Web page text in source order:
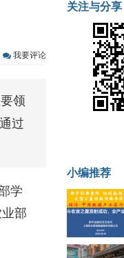
）
跷板” 结构性失衡藏
下行
析
我要评论
领
过
学
部
关注与分享
小编推荐